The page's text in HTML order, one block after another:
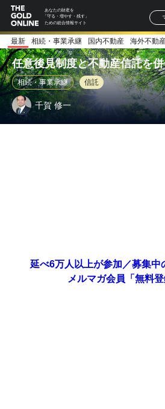
あなたの財産を
「守る・増やす・残す」
ための総合情報サイト
最新 相続・事業承継 国内不動産 海外不動
任意後見制度と不動産信託を
相続・事業承継 信託
千賀 修一
延べ6万人以上が参加／募集
メルマガ会員「無料